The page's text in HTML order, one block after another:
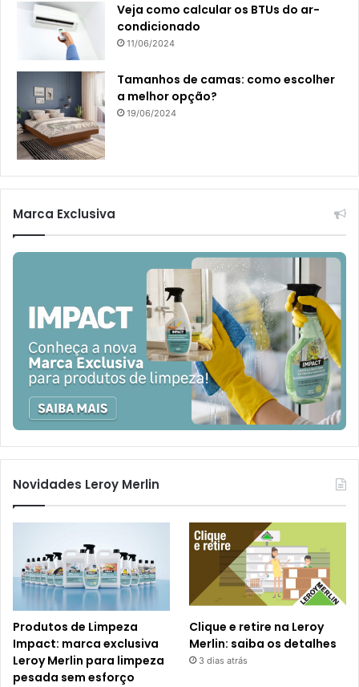
Veja como calcular os BTUs do ar-
condicionado
11/06/2024
Tamanhos de camas: como escolher
a melhor opção?
19/06/2024
Marca Exclusiva
Novidades Leroy Merlin
Produtos de Limpeza
Impact: marca exclusiva
Leroy Merlin para limpeza
pesada sem esforço
Clique e retire na Leroy
Merlin: saiba os detalhes
3 dias atrás